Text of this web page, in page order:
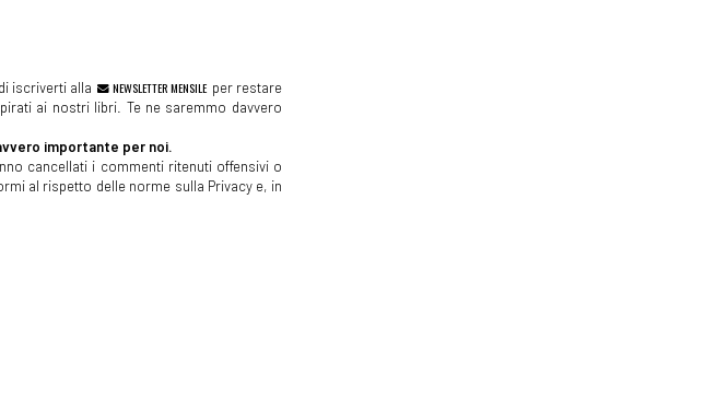
iscriverti alla NEWSLETTER MENSILE per restare
ai nostri libri. Te ne saremmo davvero
importante per noi.
cancellati i commenti ritenuti offensivi o
al rispetto delle norme sulla Privacy e, in